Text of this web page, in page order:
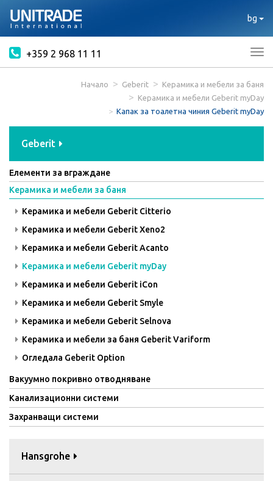
bg
+359 2 968 11 11
Начало Geberit
Керамика и мебели за баня
Керамика и мебели Geberit myDay
Капак за тоалетна чиния Geberit myDay
Geberit
Елементи за вграждане
Керамика и мебели за баня
Керамика и мебели Geberit Citterio
Керамика и мебели Geberit Xeno2
Керамика и мебели Geberit Acanto
Керамика и мебели Geberit myDay
Керамика и мебели Geberit iCon
Керамика и мебели Geberit Smyle
Керамика и мебели Geberit Selnova
Керамика и мебели за баня Geberit Variform
Огледала Geberit Option
Вакуумно покривно отводняване
Канализационни системи
Захранващи системи
Hansgrohe